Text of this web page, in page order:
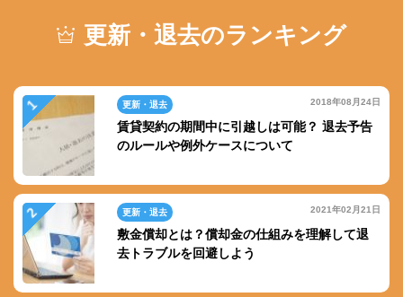
更新・退去のランキング
更新・退去 2018年08月24日
賃貸契約の期間中に引越しは可能？ 退去予告
のルールや例外ケースについて
更新・退去 2021年02月21日
敷金償却とは？償却金の仕組みを理解して退
去トラブルを回避しよう